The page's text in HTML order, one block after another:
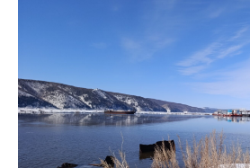
Выставки и семинары
Личности
Словарь
Флот
Все